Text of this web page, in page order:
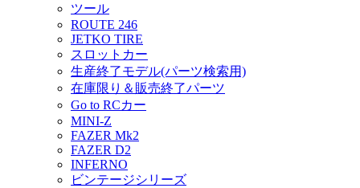
ツール
ROUTE 246
JETKO TIRE
スロットカー
生産終了モデル(パーツ検索用)
在庫限り＆販売終了パーツ
Go to RCカー
MINI-Z
FAZER Mk2
FAZER D2
INFERNO
ビンテージシリーズ